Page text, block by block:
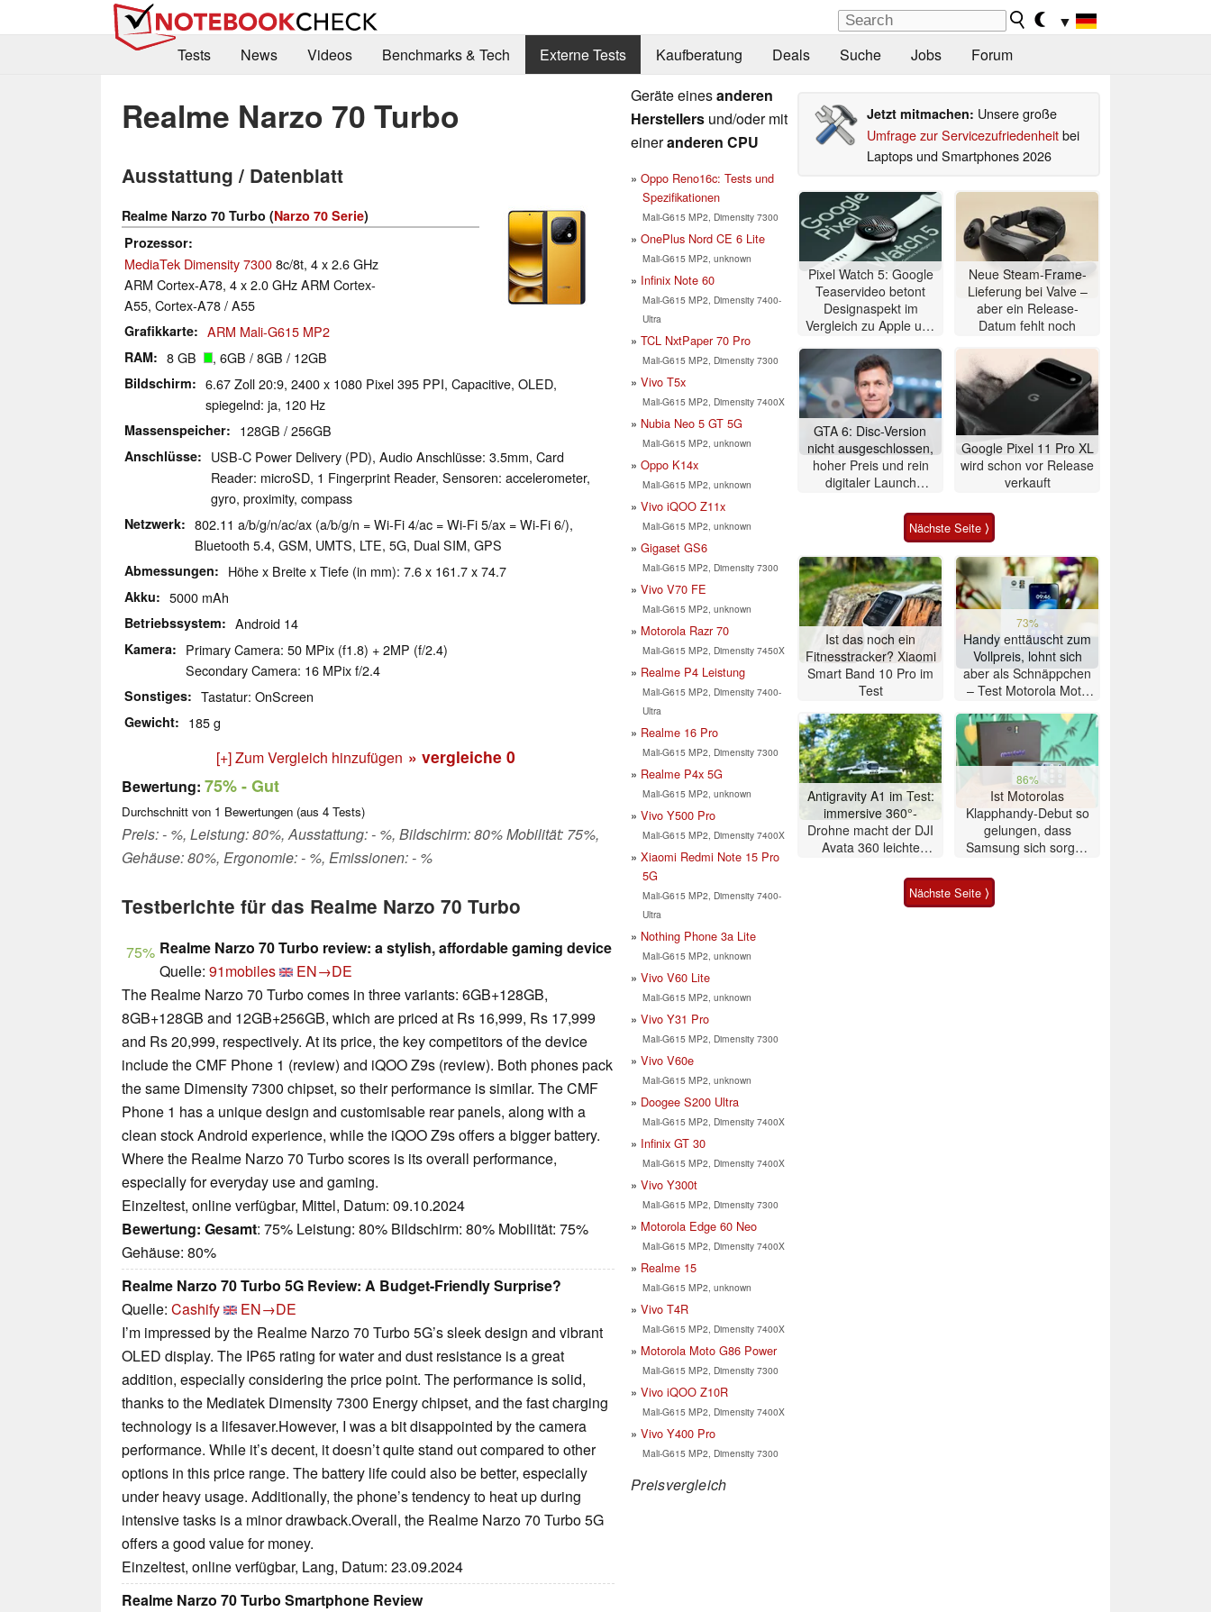
▼
Tests
News Videos Benchmarks & Tech Externe Tests Kaufberatung Deals Suche Jobs Forum
Realme Narzo 70 Turbo
Ausstattung / Datenblatt
Realme Narzo 70 Turbo (Narzo 70 Serie)
Prozessor
MediaTek Dimensity 73008c/8t, 4 x 2.6 GHz
ARM Cortex-A78, 4 x 2.0 GHz ARM Cortex-
A55, Cortex-A78 / A55
Grafikkarte ARM Mali-G615 MP2
RAM 8 GB , 6GB / 8GB / 12GB
Bildschirm
6.67 Zoll 20:9, 2400 x 1080 Pixel 395 PPI, Capacitive, OLED,
spiegelnd: ja, 120 Hz
Massenspeicher 128GB / 256GB
Anschlüsse
USB-C Power Delivery (PD), Audio Anschlüsse: 3.5mm, Card
Reader: microSD, 1 Fingerprint Reader, Sensoren: accelerometer,
gyro, proximity, compass
Netzwerk
802.11 a/b/g/n/ac/ax (a/b/g/n = Wi-Fi 4/ac = Wi-Fi 5/ax = Wi-Fi 6/),
Bluetooth 5.4, GSM, UMTS, LTE, 5G, Dual SIM, GPS
Abmessungen Höhe x Breite x Tiefe (in mm): 7.6 x 161.7 x 74.7
Akku 5000 mAh
Betriebssystem Android 14
Kamera
Primary Camera: 50 MPix (f1.8) + 2MP (f/2.4)
Secondary Camera: 16 MPix f/2.4
Sonstiges Tastatur: OnScreen
Gewicht 185 g
[+] Zum Vergleich hinzufügen » vergleiche 0
Bewertung: 75%- Gut
Durchschnitt von 1 Bewertungen (aus 4 Tests)
Preis: - %, Leistung: 80%, Ausstattung: - %, Bildschirm: 80% Mobilität: 75%,
Gehäuse: 80%, Ergonomie: - %, Emissionen: - %
Testberichte für das Realme Narzo 70 Turbo
75% Realme Narzo 70 Turbo review: a stylish, affordable gaming device
Quelle: 91mobiles
EN→DE
The Realme Narzo 70 Turbo comes in three variants: 6GB+128GB,
8GB+128GB and 12GB+256GB, which are priced at Rs 16,999, Rs 17,999
and Rs 20,999, respectively. At its price, the key competitors of the device
include the CMF Phone 1 (review) and iQOO Z9s (review). Both phones pack
the same Dimensity 7300 chipset, so their performance is similar. The CMF
Phone 1 has a unique design and customisable rear panels, along with a
clean stock Android experience, while the iQOO Z9s offers a bigger battery.
Where the Realme Narzo 70 Turbo scores is its overall performance,
especially for everyday use and gaming.
Einzeltest, online verfügbar, Mittel, Datum: 09.10.2024
Bewertung: Gesamt: 75% Leistung: 80% Bildschirm: 80% Mobilität: 75%
Gehäuse: 80%
Realme Narzo 70 Turbo 5G Review: A Budget-Friendly Surprise?
Quelle: Cashify
EN→DE
I’m impressed by the Realme Narzo 70 Turbo 5G’s sleek design and vibrant
OLED display. The IP65 rating for water and dust resistance is a great
addition, especially considering the price point. The performance is solid,
thanks to the Mediatek Dimensity 7300 Energy chipset, and the fast charging
technology is a lifesaver.However, I was a bit disappointed by the camera
performance. While it’s decent, it doesn’t quite stand out compared to other
options in this price range. The battery life could also be better, especially
under heavy usage. Additionally, the phone’s tendency to heat up during
intensive tasks is a minor drawback.Overall, the Realme Narzo 70 Turbo 5G
offers a good value for money.
Einzeltest, online verfügbar, Lang, Datum: 23.09.2024
Realme Narzo 70 Turbo Smartphone Review
Geräte einesanderen
Herstellers und/oder mit
eineranderen CPU
Oppo Reno16c: Tests und
Spezifikationen
Mali-G615 MP2, Dimensity 7300
OnePlus Nord CE 6 Lite
Mali-G615 MP2, unknown
Infinix Note 60
Mali-G615 MP2, Dimensity 7400-
Ultra
TCL NxtPaper 70 Pro
Mali-G615 MP2, Dimensity 7300
Vivo T5x
Mali-G615 MP2, Dimensity 7400X
Nubia Neo 5 GT 5G
Mali-G615 MP2, unknown
Oppo K14x
Mali-G615 MP2, unknown
Vivo iQOO Z11x
Mali-G615 MP2, unknown
Gigaset GS6
Mali-G615 MP2, Dimensity 7300
Vivo V70 FE
Mali-G615 MP2, unknown
Motorola Razr 70
Mali-G615 MP2, Dimensity 7450X
Realme P4 Leistung
Mali-G615 MP2, Dimensity 7400-
Ultra
Realme 16 Pro
Mali-G615 MP2, Dimensity 7300
Realme P4x 5G
Mali-G615 MP2, unknown
Vivo Y500 Pro
Mali-G615 MP2, Dimensity 7400X
Xiaomi Redmi Note 15 Pro
5G
Mali-G615 MP2, Dimensity 7400-
Ultra
Nothing Phone 3a Lite
Mali-G615 MP2, unknown
Vivo V60 Lite
Mali-G615 MP2, unknown
Vivo Y31 Pro
Mali-G615 MP2, Dimensity 7300
Vivo V60e
Mali-G615 MP2, unknown
Doogee S200 Ultra
Mali-G615 MP2, Dimensity 7400X
Infinix GT 30
Mali-G615 MP2, Dimensity 7400X
Vivo Y300t
Mali-G615 MP2, Dimensity 7300
Motorola Edge 60 Neo
Mali-G615 MP2, Dimensity 7400X
Realme 15
Mali-G615 MP2, unknown
Vivo T4R
Mali-G615 MP2, Dimensity 7400X
Motorola Moto G86 Power
Mali-G615 MP2, Dimensity 7300
Vivo iQOO Z10R
Mali-G615 MP2, Dimensity 7400X
Vivo Y400 Pro
Mali-G615 MP2, Dimensity 7300
Preisvergleich
Jetzt mitmachen: Unsere große
Umfrage zur Servicezufriedenheitbei
Laptops und Smartphones 2026
Pixel Watch 5: Google
Teaservideo betont
Designaspekt im
Vergleich zu Apple und
Neue Steam-Frame-
Lieferung bei Valve –
aber ein Release-
Datum fehlt noch
GTA 6: Disc-Version
nicht ausgeschlossen,
hoher Preis und rein
digitaler Launch
Google Pixel 11 Pro XL
wird schon vor Release
verkauft
Nächste Seite ⟩
Ist das noch ein
Fitnesstracker? Xiaomi
Smart Band 10 Pro im
Test
73%
Handy enttäuscht zum
Vollpreis, lohnt sich
aber als Schnäppchen
– Test Motorola Moto
Antigravity A1 im Test:
immersive 360°-
Drohne macht der DJI
Avata 360 leichte
86%
Ist Motorolas
Klapphandy-Debut so
gelungen, dass
Samsung sich sorgen
Smartphone im Test
Nächste Seite ⟩